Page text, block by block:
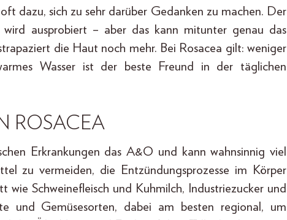
dazu, sich zu sehr darüber Gedanken zu machen. Der
ausprobiert – aber das kann mitunter genau das
die Haut noch mehr. Bei Rosacea gilt: weniger
Wasser ist der beste Freund in der täglichen
ROSACEA
Erkrankungen das A&O und kann wahnsinnig viel
zu vermeiden, die Entzündungsprozesse im Körper
Schweinefleisch und Kuhmilch, Industriezucker und
und Gemüsesorten, dabei am besten regional, um